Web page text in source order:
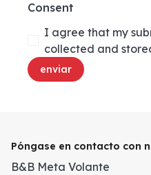
Consent
I agree that my
collected and
enviar
Póngase en contacto con
B&B Meta Volante